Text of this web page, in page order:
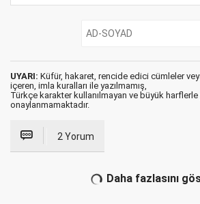
UYARI: Küfür, hakaret, rencide edici cümleler
içeren, imla kuralları ile yazılmamış,
Türkçe karakter kullanılmayan ve büyük harflerle
onaylanmamaktadır.
2 Yorum
Daha fazlasını